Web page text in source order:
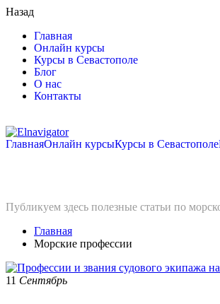
Назад
Главная
Онлайн курсы
Курсы в Севастополе
Блог
О нас
Контакты
ГлавнаяОнлайн курсыКурсы в Севастополе
Публикуем здесь полезные статьи по
Главная
Морские профессии
11 Сентябрь